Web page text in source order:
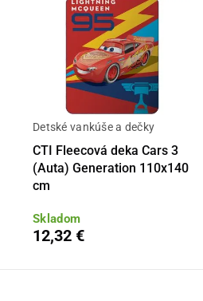
Detské vankúše a dečky
CTI Fleecová deka Cars 3
(Auta) Generation 110x140
cm
Skladom
12,32 €